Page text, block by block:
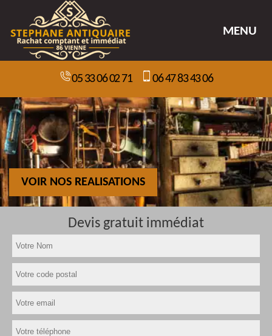
MENU
05 33 06 02 71 06 47 83 43 06
VOIR NOS REALISATIONS
Devis gratuit immédiat